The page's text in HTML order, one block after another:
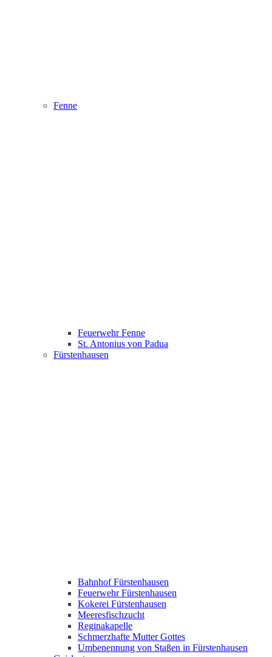
Fenne
Feuerwehr Fenne
St. Antonius von Padua
Fürstenhausen
Bahnhof Fürstenhausen
Feuerwehr Fürstenhausen
Kokerei Fürstenhausen
Meeresfischzucht
Reginakapelle
Schmerzhafte Mutter Gottes
Umbenennung von Staßen in Fürstenhausen